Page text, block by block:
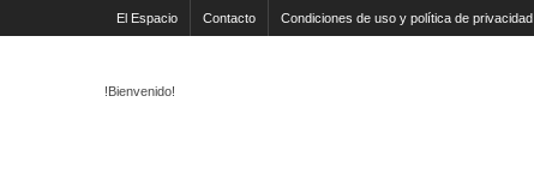
El Espacio Contacto Condiciones de uso y política de privacidad
!Bienvenido!